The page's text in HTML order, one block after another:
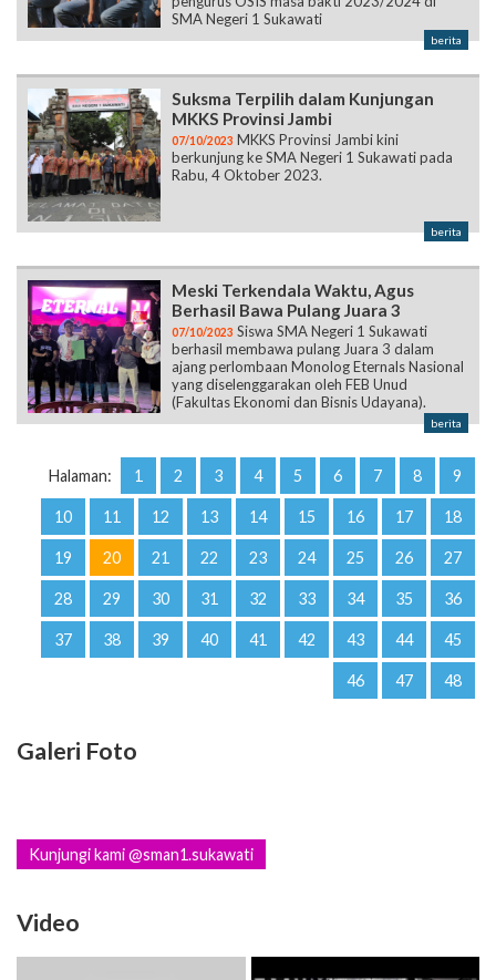
SMA Negeri 1 Sukawati
berita
Suksma Terpilih dalam Kunjungan
MKKS Provinsi Jambi
07/10/2023 MKKS Provinsi Jambi kini
berkunjung ke SMA Negeri 1 Sukawati pada
Rabu, 4 Oktober 2023.
berita
Meski Terkendala Waktu, Agus
Berhasil Bawa Pulang Juara 3
07/10/2023 Siswa SMA Negeri 1 Sukawati
berhasil membawa pulang Juara 3 dalam
ajang perlombaan Monolog Eternals Nasional
yang diselenggarakan oleh FEB Unud
(Fakultas Ekonomi dan Bisnis Udayana).
berita
Halaman: 1 2 3 4 5 6 7 8 9
10 11 12 13 14 15 16 17 18
19 20 21 22 23 24 25 26 27
28 29 30 31 32 33 34 35 36
37 38 39 40 41 42 43 44 45
46 47 48
Galeri Foto
Kunjungi kami @sman1.sukawati
Video